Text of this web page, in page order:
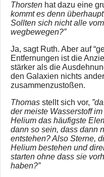
Thorsten hat dazu eine
kommt es denn
Sollten sich nicht alle
wegbewegen?”
Ja, sagt Ruth. Aber auf
Entfernungen ist die
stärker als die
den Galaxien nichts
zusammenzustoßen.
Thomas stellt sich vor,
der meiste Wasserstoff
Helium das häufigste
dann so sein, dass dann
entstehen? Also Sterne,
Helium bestehen und
starten ohne dass sie
haben?”